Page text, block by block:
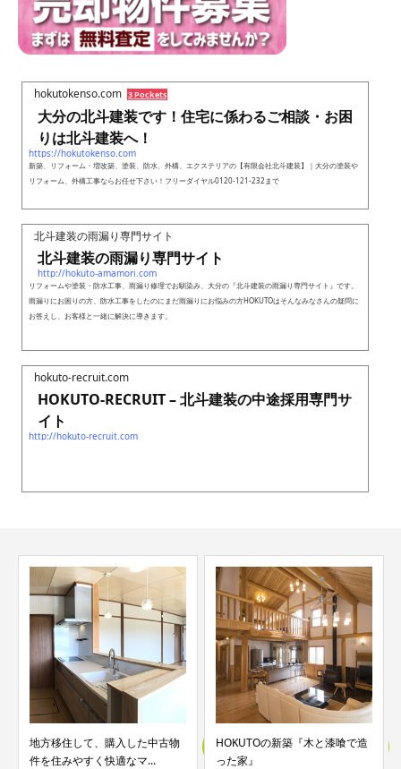
hokutokenso.com 3 Pockets
大分の北斗建装です！住宅に係わるご相談・お困
りは北斗建装へ！
https://hokutokenso.com
新築、リフォーム・増改築、塗装、防水、外構、エクステリアの【有限会社北斗建装】｜大分の塗装や
リフォーム、外構工事ならお任せ下さい！フリーダイヤル0120-121-232まで
北斗建装の雨漏り専門サイト
北斗建装の雨漏り専門サイト
http://hokuto-amamori.com
リフォームや塗装・防水工事、雨漏り修理でお馴染み、大分の『北斗建装の雨漏り専門サイト』です。
雨漏りにお困りの方、防水工事をしたのにまだ雨漏りにお悩みの方HOKUTOはそんなみなさんの疑問に
お答えし、お客様と一緒に解決に導きます。
hokuto-recruit.com
HOKUTO-RECRUIT – 北斗建装の中途採用専門サ
イト
http://hokuto-recruit.com
地方移住して、購入した中古物
件を住みやすく快適なマ...
HOKUTOの新築『木と漆喰で造
った家』